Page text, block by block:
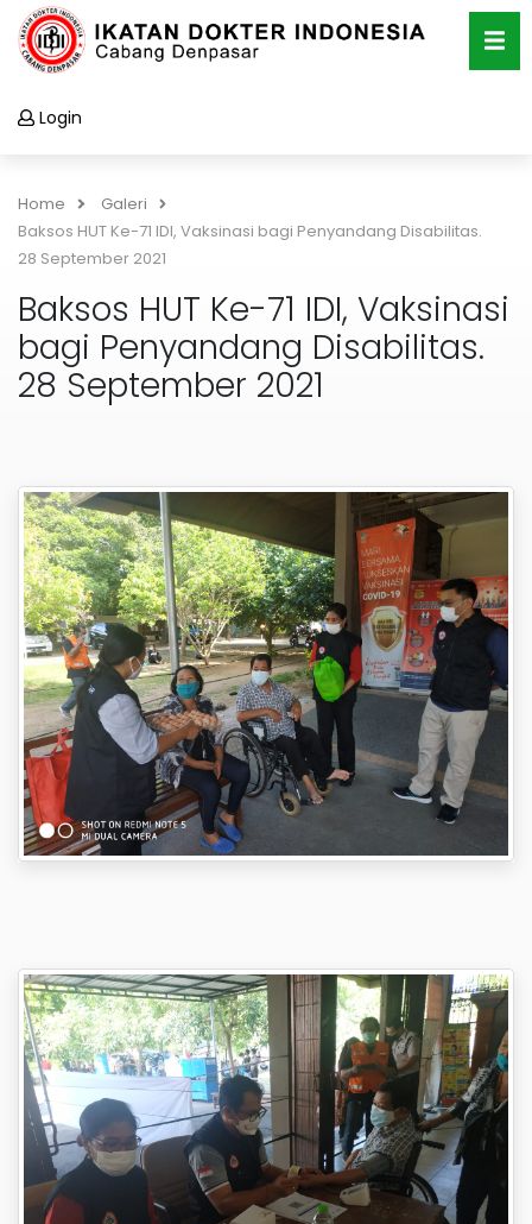
Login
Home
Galeri
Baksos HUT Ke-71 IDI, Vaksinasi bagi Penyandang Disabilitas.
28 September 2021
Baksos HUT Ke-71 IDI, Vaksinasi
bagi Penyandang Disabilitas.
28 September 2021